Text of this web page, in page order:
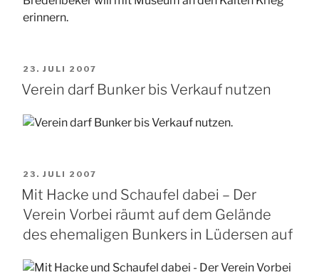
VERÖFFENTLICHT
AM
23. JULI 2007
Verein darf Bunker bis Verkauf nutzen
VERÖFFENTLICHT
AM
23. JULI 2007
Mit Hacke und Schaufel dabei – Der
Verein Vorbei räumt auf dem Gelände
des ehemaligen Bunkers in Lüdersen auf